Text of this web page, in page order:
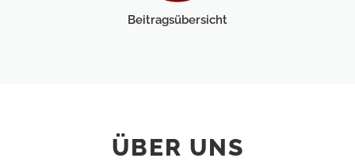
Beitragsübersicht
ÜBER UNS